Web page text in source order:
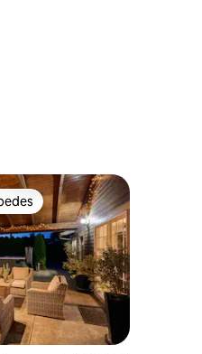
evaluaciones